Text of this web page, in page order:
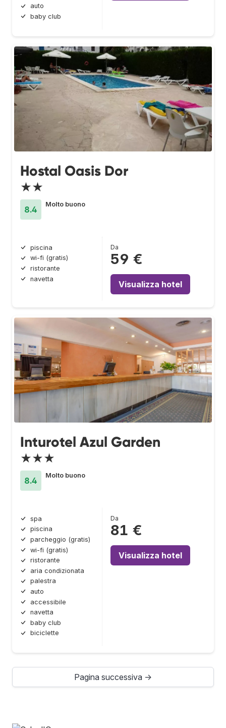
auto
baby club
Hostal Oasis Dor
★★
8.4
Molto buono
piscina
wi-fi (gratis)
ristorante
navetta
Da
59 €
Visualizza hotel
Inturotel Azul Garden
★★★
8.4
Molto buono
spa
piscina
parcheggio (gratis)
wi-fi (gratis)
ristorante
aria condizionata
palestra
auto
accessibile
navetta
baby club
biciclette
Da
81 €
Visualizza hotel
Pagina successiva →